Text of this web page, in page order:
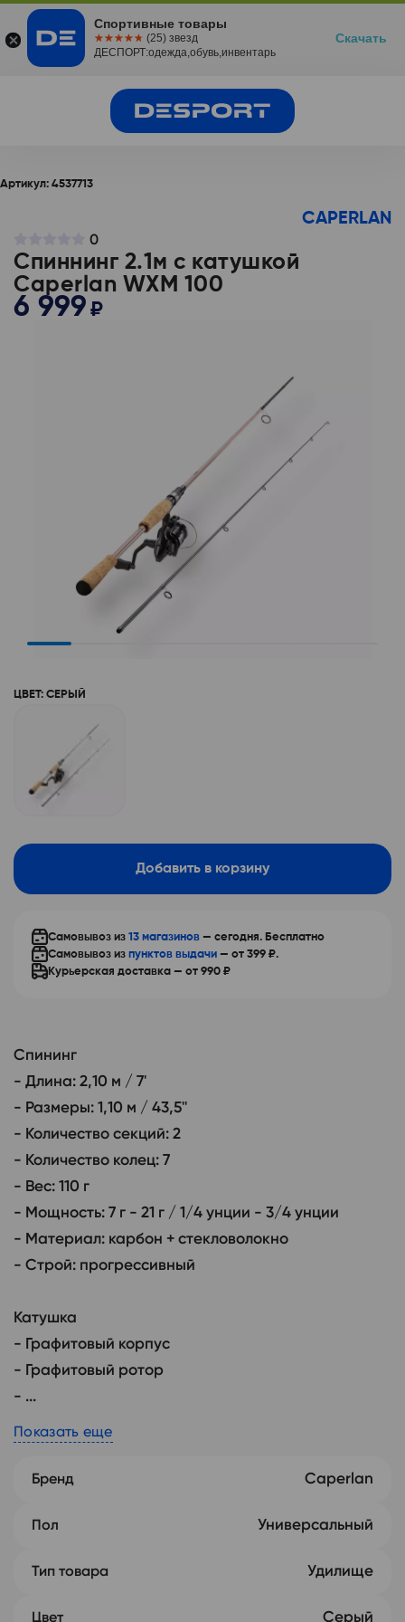
Артикул: 4537713
Спининг
- Длина: 2,10 м / 7'
- Размеры: 1,10 м / 43,5''
- Количество секций: 2
- Количество колец: 7
- Вес: 110 г
- Мощность: 7 г - 21 г / 1/4 унции - 3/4 унции
- Материал: карбон + стекловолокно
- Строй: прогрессивный
Катушка
- Графитовый корпус
- Графитовый ротор
- ...
Показать еще
Бренд Caperlan
Пол Универсальный
Тип товара Удилище
Цвет Серый
CAPERLAN
0
Спиннинг 2.1м с катушкой
Caperlan WXM 100
6 999 ₽
ЦВЕТ: СЕРЫЙ
Добавить в корзину
Самовывоз из 13 магазинов — сегодня. Бесплатно
Самовывоз из пунктов выдачи — от 399 ₽.
Курьерская доставка — от 990 ₽
Спортивные товары
☆☆☆☆☆
★★★★★ (25) звезд
ДЕСПОРТ:одежда,обувь,инвентарь
Скачать